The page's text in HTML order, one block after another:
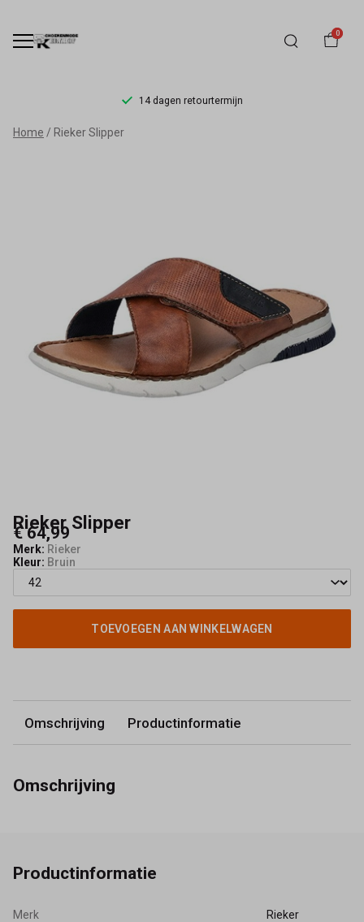
0
14 dagen retourtermijn
Rieker
Home Rieker Slipper
Rieker Slipper
€ 64,99
Merk: Rieker
Kleur: Bruin
TOEVOEGEN AAN WINKELWAGEN
Omschrijving Productinformatie
Omschrijving
Productinformatie
Merk Rieker